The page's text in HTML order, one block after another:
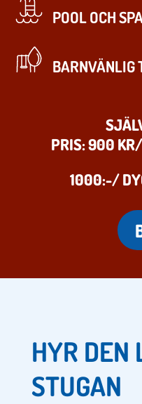
POOL OCH
BARNVÄNLIG
PRIS: 900
1000:-/
HYR DEN
STUGAN